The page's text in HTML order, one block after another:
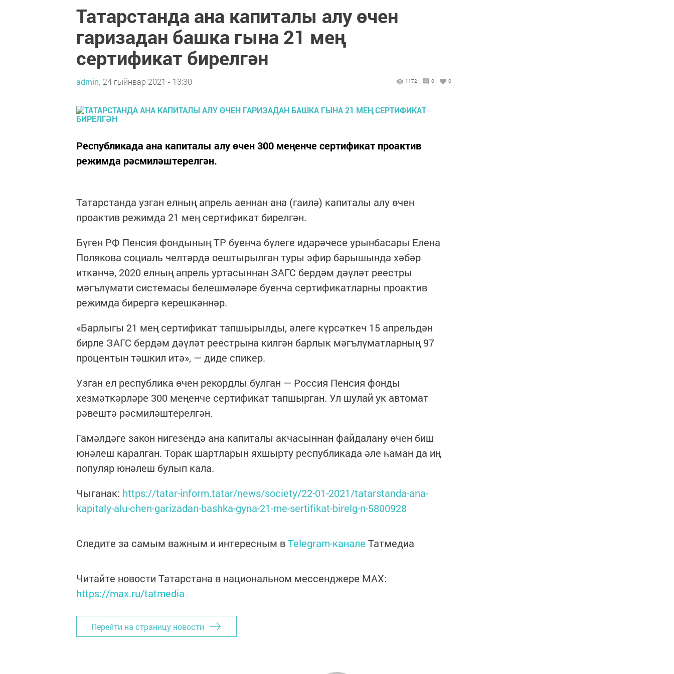
Татарстанда ана капиталы алу өчен
гаризадан башка гына 21 мең
сертификат бирелгән
admin, 24 гыйнвар 2021 - 13:30 1172 0 0
Республикада ана капиталы алу өчен 300 меңенче сертификат проактив
режимда рәсмиләштерелгән.
Татарстанда узган елның апрель аеннан ана (гаилә) капиталы алу өчен
проактив режимда 21 мең сертификат бирелгән.
Бүген РФ Пенсия фондының ТР буенча бүлеге идарәчесе урынбасары Елена
Полякова социаль челтәрдә оештырылган туры эфир барышында хәбәр
иткәнчә, 2020 елның апрель уртасыннан ЗАГС бердәм дәүләт реестры
мәгълүмати системасы белешмәләре буенча сертификатларны проактив
режимда бирергә керешкәннәр.
«Барлыгы 21 мең сертификат тапшырылды, әлеге күрсәткеч 15 апрельдән
бирле ЗАГС бердәм дәүләт реестрына килгән барлык мәгълүматларның 97
процентын тәшкил итә», — диде спикер.
Узган ел республика өчен рекордлы булган — Россия Пенсия фонды
хезмәткәрләре 300 меңенче сертификат тапшырган. Ул шулай ук автомат
рәвештә рәсмиләштерелгән.
Гамәлдәге закон нигезендә ана капиталы акчасыннан файдалану өчен биш
юнәлеш каралган. Торак шартларын яхшырту республикада әле һаман да иң
популяр юнәлеш булып кала.
Чыганак: https://tatar-inform.tatar/news/society/22-01-2021/tatarstanda-ana-
kapitaly-alu-chen-garizadan-bashka-gyna-21-me-sertifikat-birelg-n-5800928
Следите за самым важным и интересным вTelegram-канале Татмедиа
Читайте новости Татарстана в национальном мессенджере MАХ:
https://max.ru/tatmedia
Перейти на страницу новости